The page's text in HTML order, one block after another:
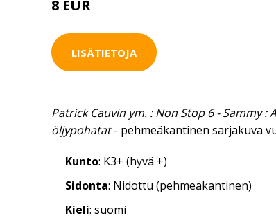
8 EUR
LISÄTIETOJA
Patrick Cauvin ym. : Non Stop 6 - Sammy :
öljypohatat- pehmeäkantinen sarjakuva
Kunto: K3+ (hyvä +)
Sidonta: Nidottu (pehmeäkantinen)
Kieli: suomi